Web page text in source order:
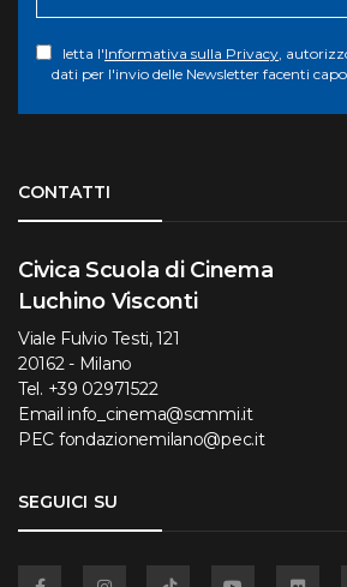
letta l'Informativa sulla Privacy ,
dati per l'invio delle Newsletter facenti
CONTATTI
Civica Scuola di Cinema
Luchino Visconti
Viale Fulvio Testi, 121
20162 - Milano
Tel. +39 02971522
Email info_cinema@scmmi.it
PEC fondazionemilano@pec.it
SEGUICI SU